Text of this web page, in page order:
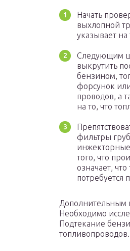
Начать
выхлопной
указывает на
Следующим
выкрутить
бензином,
форсунок
проводов, а
на то, что
фильтры
инжекторные
того, что
означает,
потребуется
Дополнительным
Необходимо
Подтекание
топливопроводов.